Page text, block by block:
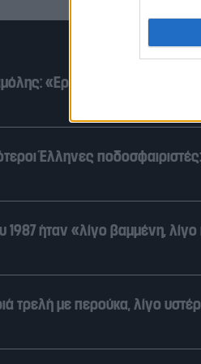
«Ερωτευμένος είμαι ο
Έλληνες
1987 ήταν «λίγο βαμμένη,
τρελή με περούκα, λίγο